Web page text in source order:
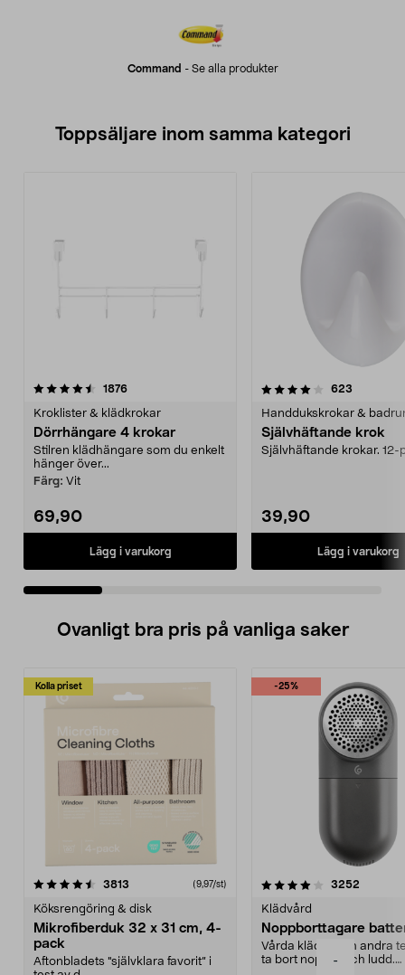
-
Command - Se alla produkter
Toppsäljare inom samma kategori
1876recensioner
Kroklister & klädkrokar
Dörrhängare 4 krokar
Stilren klädhängare som du enkelt
hänger över...
Färg: Vit
69,90
Lägg i varukorg
4.0 av 5 stjärnor 623
Självhäftande krok
Självhäftande krokar. 12-
39,90
Lägg i varukorg
4.5 av 5 stjärnor
Ovanligt bra pris på vanliga saker
Kolla priset
3813 (9,97/st)
Köksrengöring & disk
Mikrofiberduk 32 x 31 cm, 4-
pack
Aftonbladets "självklara favorit” i
-25%
4.0av 5 stjärnor 3252
Klädvård
Noppborttagare
Vårda kläder och andra
ta bort noppor och ludd.
4.5av 5 stjärnor